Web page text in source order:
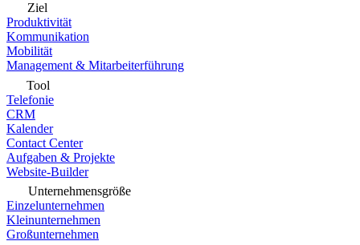
Ziel
Produktivität
Kommunikation
Mobilität
Management & Mitarbeiterführung
Tool
Telefonie
CRM
Kalender
Contact Center
Aufgaben & Projekte
Website-Builder
Unternehmensgröße
Einzelunternehmen
Kleinunternehmen
Großunternehmen